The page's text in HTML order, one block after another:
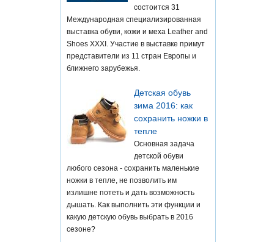
состоится 31
Международная специализированная
выставка обуви, кожи и меха Leather and
Shoes XXXI. Участие в выставке примут
представители из 11 стран Европы и
ближнего зарубежья.
Детская обувь
зима 2016: как
сохранить ножки в
тепле
Основная задача
детской обуви
любого сезона - сохранить маленькие
ножки в тепле, не позволить им
излишне потеть и дать возможность
дышать. Как выполнить эти функции и
какую детскую обувь выбрать в 2016
сезоне?